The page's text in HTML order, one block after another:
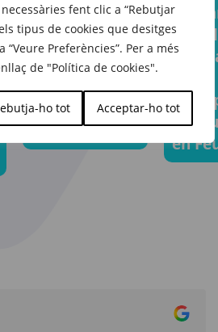
fent clic a “Rebutjar
tipus de cookies que desitges
Preferències”. Per a més
de "Política de cookies".
ho tot Acceptar-ho tot
Aquest estiu,
porta’l tot
sense
complicacions
gràcies
a Feu Vert
a
en